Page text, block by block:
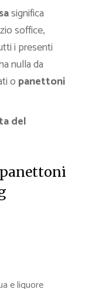
significa
soffice,
i presenti
nulla da
opanettoni
del
e liquore